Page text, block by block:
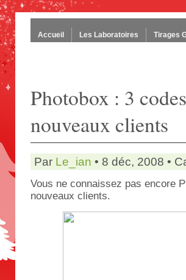
Accueil Les Laboratoires Tirages
Photobox : 3
nouveaux clients
Par Le_ian • 8 déc, 2008 •
Vous ne connaissez pas encore
nouveaux clients.